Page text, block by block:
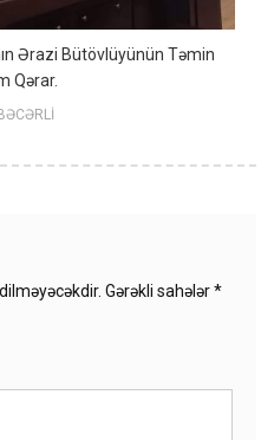
Ərazi Bütövlüyünün Təmin
Qərar.
Gərəkli sahələr*